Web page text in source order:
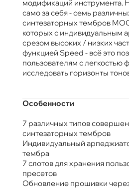
модификаций инструмента.
само за себя - семь
синтезаторных тембров
которых с индивидуальным
срезом высоких / низких
функцией Speed - всё это
пользователям с легкостью
исследовать горизонты
Особенности
7 различных типов
синтезаторных тембров
Индивидуальный
тембра
7 слотов для хранения
пресетов
Обновление прошивки